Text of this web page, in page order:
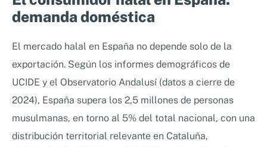
demanda doméstica
El mercado halal en España no depende solo de la
exportación. Según los informes demográficos de
UCIDE y el Observatorio Andalusí (datos a cierre de
2024), España supera los 2,5 millones de personas
musulmanas, en torno al 5% del total nacional, con una
distribución territorial relevante en Cataluña,